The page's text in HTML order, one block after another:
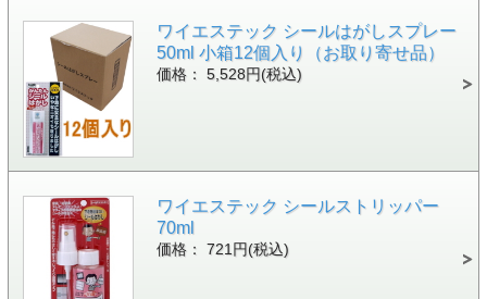
ワイエステック シールはがしスプレー
50ml 小箱12個入り（お取り寄せ品）
価格： 5,528円(税込)
ワイエステック シールストリッパー
70ml
価格： 721円(税込)